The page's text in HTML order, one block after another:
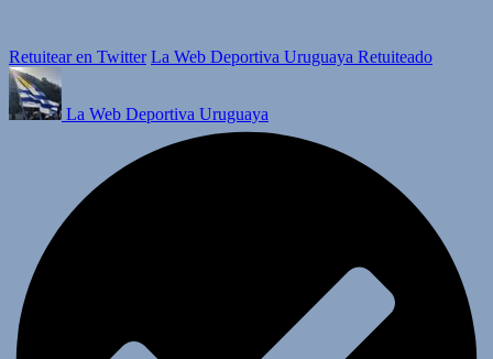
Retuitear en Twitter La Web Deportiva Uruguaya Retuiteado
La Web Deportiva Uruguaya